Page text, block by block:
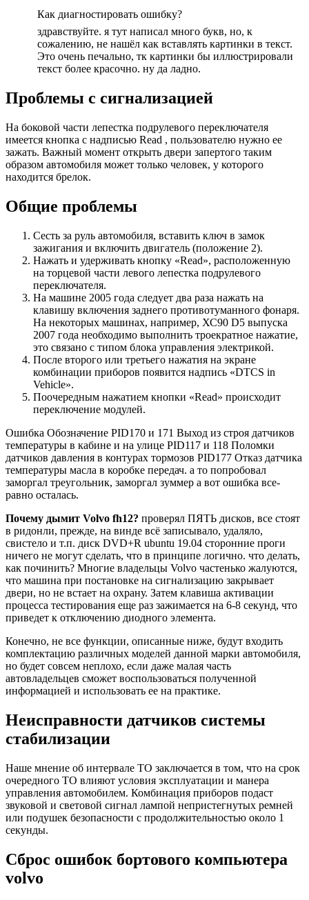
Как диагностировать ошибку?
здравствуйте. я тут написал много букв, но, к
сожалению, не нашёл как вставлять картинки в текст.
Это очень печально, тк картинки бы иллюстрировали
текст более красочно. ну да ладно.
Проблемы с сигнализацией
На боковой части лепестка подрулевого переключателя
имеется кнопка с надписью Read , пользователю нужно ее
зажать. Важный момент открыть двери запертого таким
образом автомобиля может только человек, у которого
находится брелок.
Общие проблемы
Сесть за руль автомобиля, вставить ключ в замок
зажигания и включить двигатель (положение 2).
Нажать и удерживать кнопку «Read», расположенную
на торцевой части левого лепестка подрулевого
переключателя.
На машине 2005 года следует два раза нажать на
клавишу включения заднего противотуманного фонаря.
На некоторых машинах, например, ХС90 D5 выпуска
2007 года необходимо выполнить троекратное нажатие,
это связано с типом блока управления электрикой.
После второго или третьего нажатия на экране
комбинации приборов появится надпись «DTCS in
Vehicle».
Поочередным нажатием кнопки «Read» происходит
переключение модулей.
Ошибка Обозначение PID170 и 171 Выход из строя датчиков
температуры в кабине и на улице PID117 и 118 Поломки
датчиков давления в контурах тормозов PID177 Отказ датчика
температуры масла в коробке передач. а то попробовал
заморгал треугольник, заморгал зуммер а вот ошибка все-
равно осталась.
Почему дымит Volvo fh12? проверял ПЯТЬ дисков, все стоят
в ридонли, прежде, на винде всё записывало, удаляло,
свистело и т.п. диск DVD+R ubuntu 19.04 сторонние проги
ничего не могут сделать, что в принципе логично. что делать,
как починить? Многие владельцы Volvo частенько жалуются,
что машина при постановке на сигнализацию закрывает
двери, но не встает на охрану. Затем клавиша активации
процесса тестирования еще раз зажимается на 6-8 секунд, что
приведет к отключению диодного элемента.
Конечно, не все функции, описанные ниже, будут входить
комплектацию различных моделей данной марки автомобиля,
но будет совсем неплохо, если даже малая часть
автовладельцев сможет воспользоваться полученной
информацией и использовать ее на практике.
Неисправности датчиков системы
стабилизации
Наше мнение об интервале ТО заключается в том, что на срок
очередного ТО влияют условия эксплуатации и манера
управления автомобилем. Комбинация приборов подаст
звуковой и световой сигнал лампой непристегнутых ремней
или подушек безопасности с продолжительностью около 1
секунды.
Сброс ошибок бортового компьютера
volvo